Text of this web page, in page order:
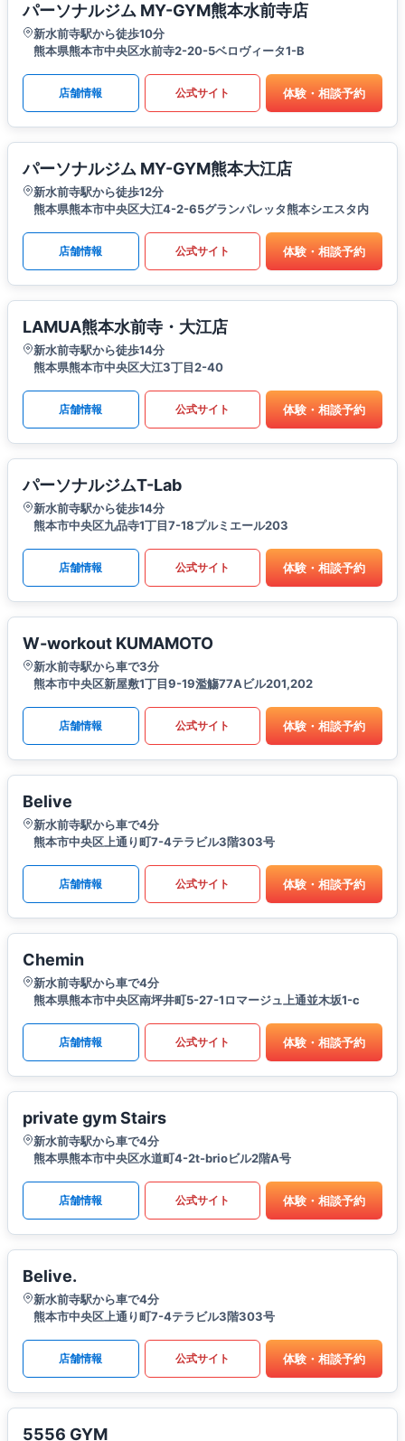
パーソナルジム MY-GYM熊本水前寺店
新水前寺駅から徒歩10分
熊本県熊本市中央区水前寺2-20-5ベロヴィータ1-B
店舗情報 公式サイト 体験・相談予約
パーソナルジム MY-GYM熊本大江店
新水前寺駅から徒歩12分
熊本県熊本市中央区大江4-2-65グランパレッタ熊本シエスタ内
店舗情報 公式サイト 体験・相談予約
LAMUA熊本水前寺・大江店
新水前寺駅から徒歩14分
熊本県熊本市中央区大江3丁目2-40
店舗情報 公式サイト 体験・相談予約
パーソナルジムT-Lab
新水前寺駅から徒歩14分
熊本市中央区九品寺1丁目7-18プルミエール203
店舗情報 公式サイト 体験・相談予約
W-workout KUMAMOTO
新水前寺駅から車で3分
熊本市中央区新屋敷1丁目9-19濫觴77Aビル201,202
店舗情報 公式サイト 体験・相談予約
Belive
新水前寺駅から車で4分
熊本市中央区上通り町7-4テラビル3階303号
店舗情報 公式サイト 体験・相談予約
Chemin
新水前寺駅から車で4分
熊本県熊本市中央区南坪井町5-27-1ロマージュ上通並木坂1-c
店舗情報 公式サイト 体験・相談予約
private gym Stairs
新水前寺駅から車で4分
熊本県熊本市中央区水道町4-2t-brioビル2階A号
店舗情報 公式サイト 体験・相談予約
Belive.
新水前寺駅から車で4分
熊本市中央区上通り町7-4テラビル3階303号
店舗情報 公式サイト 体験・相談予約
5556 GYM